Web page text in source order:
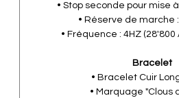
• Stop seconde pour mise
• Réserve de marche
• Fréquence : 4HZ
Bracelet
• Bracelet Cuir
• Marquage "Clous